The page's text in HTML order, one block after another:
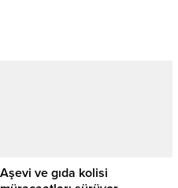
Aşevi ve gıda kolisi